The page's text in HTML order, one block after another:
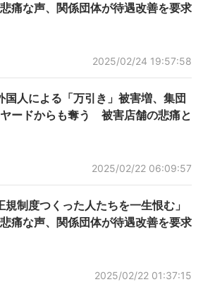
痛な声、関係団体が待遇改善を要求
2025/02/24 19:57:58
国人による「万引き」被害増、集団
ードからも奪う 被害店舗の悲痛と
2025/02/22 06:09:57
規制度つくった人たちを一生恨む」
痛な声、関係団体が待遇改善を要求
2025/02/22 01:37:15